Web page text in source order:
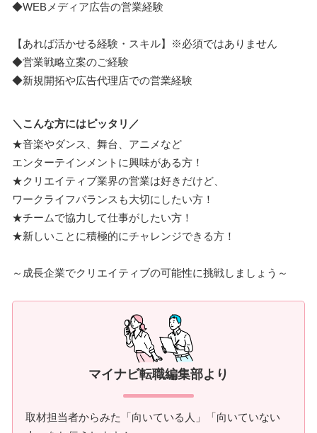
◆WEBメディア広告の営業経験
【あれば活かせる経験・スキル】※必須ではありません
◆営業戦略立案のご経験
◆新規開拓や広告代理店での営業経験
＼こんな方にはピッタリ／
★音楽やダンス、舞台、アニメなど
エンターテインメントに興味がある方！
★クリエイティブ業界の営業は好きだけど、
ワークライフバランスも大切にしたい方！
★チームで協力して仕事がしたい方！
★新しいことに積極的にチャレンジできる方！
～成長企業でクリエイティブの可能性に挑戦しましょう～
マイナビ転職編集部より
取材担当者からみた「向いている人」「向いていない